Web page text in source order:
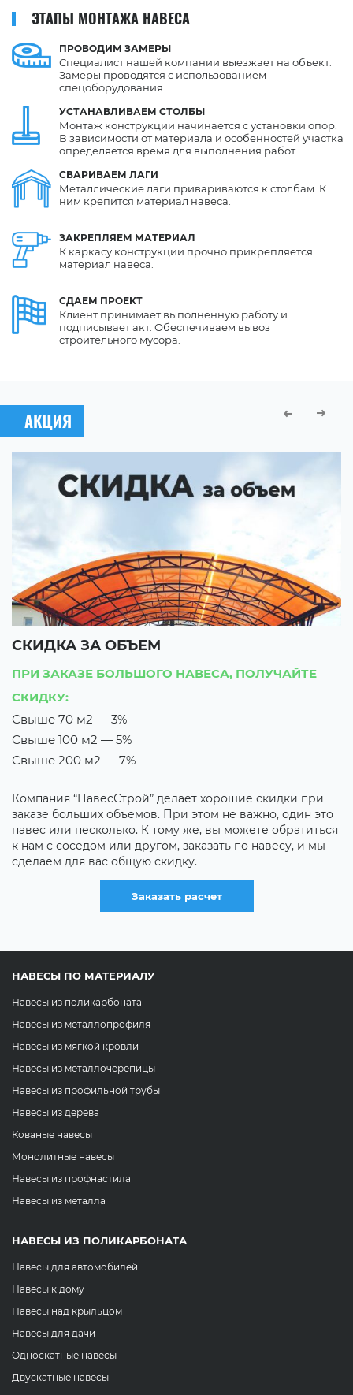
ЭТАПЫ МОНТАЖА НАВЕСА
ПРОВОДИМ ЗАМЕРЫ
УСТАНАВЛИВАЕМ СТОЛБЫ
СВАРИВАЕМ ЛАГИ
ЗАКРЕПЛЯЕМ МАТЕРИАЛ
СДАЕМ ПРОЕКТ
Специалист нашей компании выезжает на объект.
Замеры проводятся с использованием
спецоборудования.
Монтаж конструкции начинается с установки опор.
В зависимости от материала и особенностей участка
определяется время для выполнения работ.
Металлические лаги привариваются к столбам. К
ним крепится материал навеса.
К каркасу конструкции прочно прикрепляется
материал навеса.
Клиент принимает выполненную работу и
подписывает акт. Обеспечиваем вывоз
строительного мусора.
АКЦИЯ
СКИДКА ЗА ОБЪЕМ
ПРИ ЗАКАЗЕ БОЛЬШОГО НАВЕСА, ПОЛУЧАЙТЕ
СКИДКУ:
Свыше 70 м2 — 3%
Свыше 100 м2 — 5%
Свыше 200 м2 — 7%
Компания “НавесСтрой” делает хорошие скидки при
заказе больших объемов. При этом не важно, один это
навес или несколько. К тому же, вы можете обратиться
к нам с соседом или другом, заказать по навесу, и мы
сделаем для вас общую скидку.
Заказать расчет
НАВЕСЫ ПО МАТЕРИАЛУ
Навесы из поликарбоната
Навесы из металлопрофиля
Навесы из мягкой кровли
Навесы из металлочерепицы
Навесы из профильной трубы
Навесы из дерева
Кованые навесы
Монолитные навесы
Навесы из профнастила
Навесы из металла
НАВЕСЫ ИЗ ПОЛИКАРБОНАТА
Навесы для автомобилей
Навесы к дому
Навесы над крыльцом
Навесы для дачи
Односкатные навесы
Двускатные навесы